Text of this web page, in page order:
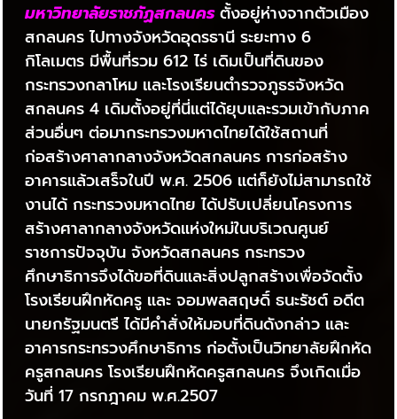
มหาวิทยาลัยราชภัฏสกลนครตั้งอยู่ห่างจากตัวเมือง
สกลนคร ไปทางจังหวัดอุดรธานี ระยะทาง 6
กิโลเมตร มีพื้นที่รวม 612 ไร่ เดิมเป็นที่ดินของ
กระทรวงกลาโหม และโรงเรียนตำรวจภูธรจังหวัด
สกลนคร 4 เดิมตั้งอยู่ที่นี่แต่ได้ยุบและรวมเข้ากับภาค
ส่วนอื่นๆ ต่อมากระทรวงมหาดไทยได้ใช้สถานที่
ก่อสร้างศาลากลางจังหวัดสกลนคร การก่อสร้าง
อาคารแล้วเสร็จในปี พ.ศ. 2506 แต่ก็ยังไม่สามารถใช้
งานได้ กระทรวงมหาดไทย ได้ปรับเปลี่ยนโครงการ
สร้างศาลากลางจังหวัดแห่งใหม่ในบริเวณศูนย์
ราชการปัจจุบัน จังหวัดสกลนคร กระทรวง
ศึกษาธิการจึงได้ขอที่ดินและสิ่งปลูกสร้างเพื่อจัดตั้ง
โรงเรียนฝึกหัดครู และ จอมพลสฤษดิ์ ธนะรัชต์ อดีต
นายกรัฐมนตรี ได้มีคำสั่งให้มอบที่ดินดังกล่าว และ
อาคารกระทรวงศึกษาธิการ ก่อตั้งเป็นวิทยาลัยฝึกหัด
ครูสกลนคร โรงเรียนฝึกหัดครูสกลนคร จึงเกิดเมื่อ
วันที่ 17 กรกฎาคม พ.ศ.2507